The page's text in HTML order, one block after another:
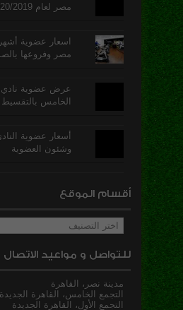
مصر لعام 2020/2019
اسعار عضوية
مصر وفروعها
عرض عضوية نادي
الخامس بالتقسيط علي
أسعار عضوية
وشئون العضوية
أقسام الموقع
أقسام
الموقع
للتواصل و مواعيد الاتصال
مدينة نصر، القاهرة
التجمع الخامس، القاهرة الجديدة
التجمع الأول، القاهرة الجديدة